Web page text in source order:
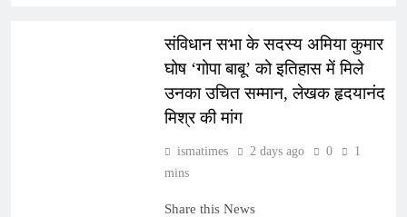
संविधान सभा के सदस्य अमिया कुमार
घोष ‘गोपा बाबू’ को इतिहास में मिले
उनका उचित सम्मान, लेखक हृदयानंद
मिश्र की मांग
ismatimes 2 days ago 0
1
mins
Share this News